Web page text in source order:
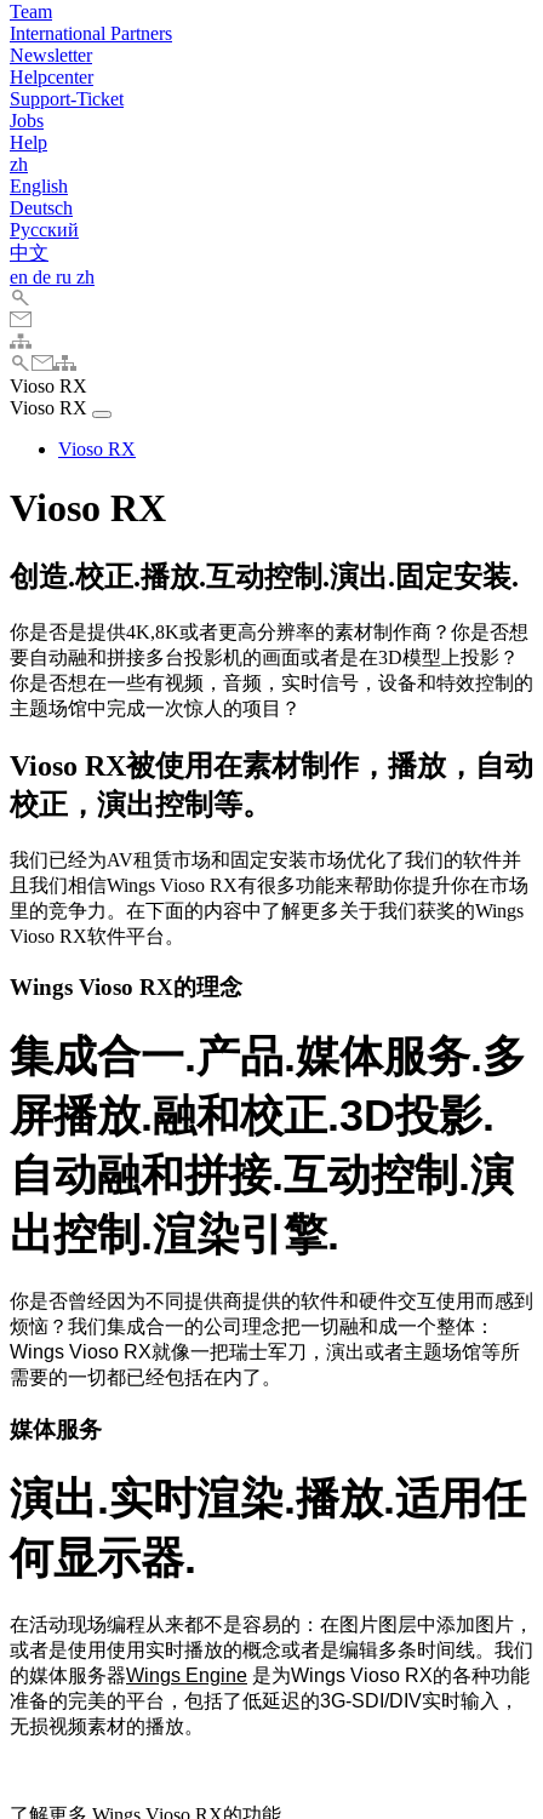
Team
International Partners
Newsletter
Helpcenter
Support-Ticket
Jobs
Help
zh
English
Deutsch
Pусский
中文
en de ru zh
Vioso RX
Vioso RX
Vioso RX
Vioso RX
创造.校正.播放.互动控制.演出.固定安装.
你是否是提供4K,8K或者更高分辨率的素材制作商？你是否想
要自动融和拼接多台投影机的画面或者是在3D模型上投影？
你是否想在一些有视频，音频，实时信号，设备和特效控制的
主题场馆中完成一次惊人的项目？
Vioso RX被使用在素材制作，播放，自动
校正，演出控制等。
我们已经为AV租赁市场和固定安装市场优化了我们的软件并
且我们相信Wings Vioso RX有很多功能来帮助你提升你在市场
里的竞争力。在下面的内容中了解更多关于我们获奖的Wings
Vioso RX软件平台。
Wings Vioso RX的理念
集成合一.产品.媒体服务.多
屏播放.融和校正.3D投影.
自动融和拼接.互动控制.演
出控制.渲染引擎.
你是否曾经因为不同提供商提供的软件和硬件交互使用而感到
烦恼？我们集成合一的公司理念把一切融和成一个整体：
Wings Vioso RX就像一把瑞士军刀，演出或者主题场馆等所
需要的一切都已经包括在内了。
媒体服务
演出.实时渲染.播放.适用任
何显示器.
在活动现场编程从来都不是容易的：在图片图层中添加图片，
或者是使用使用实时播放的概念或者是编辑多条时间线。我们
的媒体服务器Wings Engine 是为Wings Vioso RX的各种功能
准备的完美的平台，包括了低延迟的3G-SDI/DIV实时输入，
无损视频素材的播放。
了解更多 Wings Vioso RX的功能